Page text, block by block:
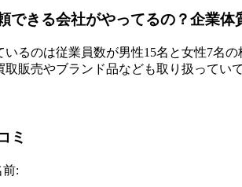
できる会社がやってるの？企業体
るのは従業員数が男性15名と女性7名
販売やブランド品なども取り扱ってい
ミ
前: